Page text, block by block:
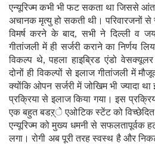
एन्यूरिज्म कभी भी फट सकता था जिससे
अचानक मृत्यु हो सकती थी। परिवारजनों से
विमर्ष करने के बाद, सभी ने दिल्ली व
गीतांजली में ही सर्जरी कराने का निर्णय
विकल्प थे, पहला हाइब्रिड एंडो
दोनों ही विकल्पों से इलाज गीतांजली में
क्योंकि ओपन सर्जरी में जोखिम भी ज्यादा
प्रक्रिया से इलाज किया गया। इस
एक बहुत बडऱ्े एओटिक स्टेंट को विच्छेदित
एन्यूरिज्म को मुख्य धमनी से सफलतापूर्वक
लगा। रोगी अब पूरी तरह स्वस्थ है और